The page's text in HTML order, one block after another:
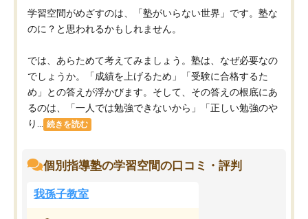
学習空間がめざすのは、「塾がいらない世界」です。塾な
のに？と思われるかもしれません。
では、あらためて考えてみましょう。塾は、なぜ必要なの
でしょうか。「成績を上げるため」「受験に合格するた
め」との答えが浮かびます。そして、その答えの根底にあ
るのは、「一人では勉強できないから」「正しい勉強のや
り...
続きを読む
個別指導塾の学習空間の口コミ・評判
我孫子教室